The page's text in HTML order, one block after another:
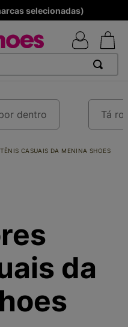
dentro Tá
CASUAIS DA MENINA SHOES
da